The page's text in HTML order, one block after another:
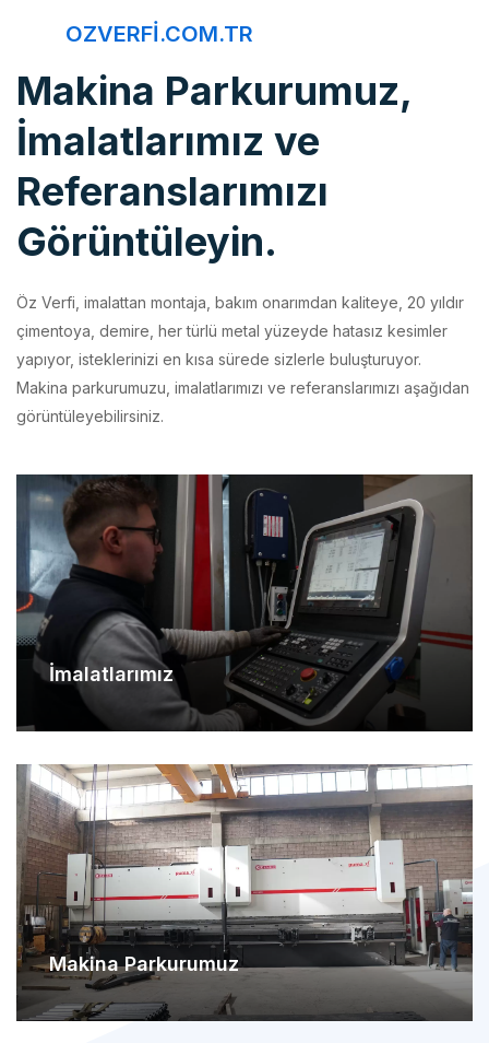
Makina Parkurumuz,
İmalatlarımız ve
Referanslarımızı
Görüntüleyin.
Öz Verfi, imalattan montaja, bakım onarımdan kaliteye, 20 yıldır
yapıyor, isteklerinizi en kısa sürede sizlerle buluşturuyor.
Makina parkurumuzu, imalatlarımızı ve referanslarımızı aşağıdan
görüntüleyebilirsiniz.
İmalatlarımız
Makina Parkurumuz
Referanslarımız